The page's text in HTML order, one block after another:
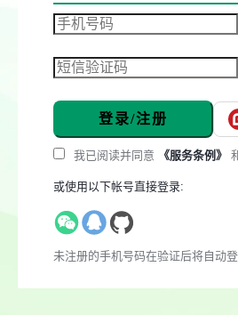
登录/注册
我已阅读并同意 《服务条例》
或使用以下帐号直接登录:
未注册的手机号码在验证后将自动登